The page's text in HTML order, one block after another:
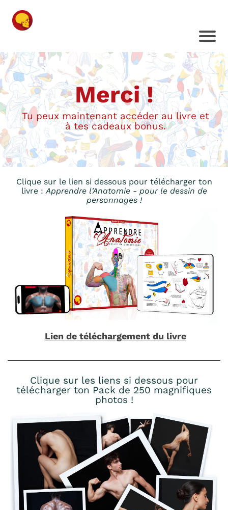
Merci !
Tu peux maintenant accéder au livre et
à tes cadeaux bonus.
Clique sur le lien si dessous pour télécharger ton
livre :Apprendre l'Anatomie - pour le dessin de
personnages !
Lien de téléchargement du livre
Clique sur les liens si dessous pour
télécharger ton Pack de 250 magnifiques
photos !